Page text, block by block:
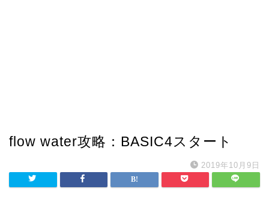
flow water攻略：BASIC4スタート
2019年10月9日